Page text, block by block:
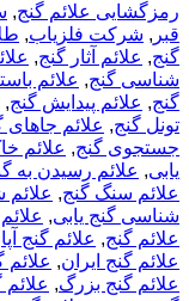
رمزگشایی علائم گنج,
قبر , شرکت فلزیاب,
گنج, علائم آثار گنج,
شناسی گنج, علائم
گنج, علائم پیدایش گنج,
تونل گنج, علائم جاهای
جستجوی گنج, علائم
یابی, علائم رسیدن به
علائم سنگ گنج, علائم
شناسی گنج یابی,
علائم گنج, علائم گنج
علائم گنج ایران,
علائم گنج بزرگ, علائم